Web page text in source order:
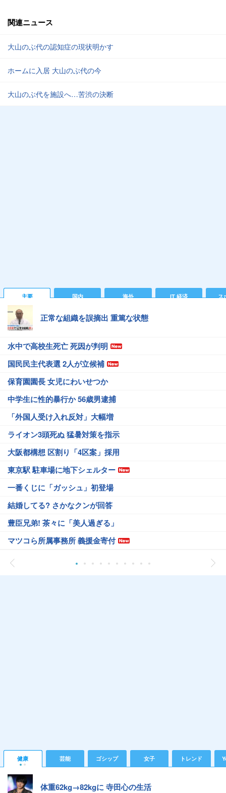
関連ニュース
大山のぶ代の認知症の現状明かす
ホームに入居 大山のぶ代の今
大山のぶ代を施設へ…苦渋の決断
主要 国内 海外 IT 経済 ス
正常な組織を誤摘出 重篤な状態
水中で高校生死亡 死因が判明
国民民主代表選 2人が立候補
保育園園長 女児にわいせつか
中学生に性的暴行か 56歳男逮捕
「外国人受け入れ反対」大幅増
ライオン3頭死ぬ 猛暑対策を指示
大阪都構想 区割り「4区案」採用
東京駅 駐車場に地下シェルター
一番くじに「ガッシュ」初登場
結婚してる? さかなクンが回答
豊臣兄弟! 茶々に「美人過ぎる」
マツコら所属事務所 義援金寄付
健康 芸能 ゴシップ 女子 トレンド
体重62kg→82kgに 寺田心の生活